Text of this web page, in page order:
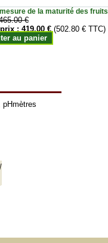
de la maturité des fruits
€
prix :419.00 € (502.80 € TTC)
au panier
pHmètres